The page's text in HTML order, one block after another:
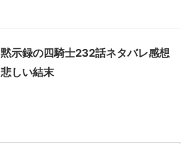
黙示録の四騎士232話ネタバレ感想
悲しい結末